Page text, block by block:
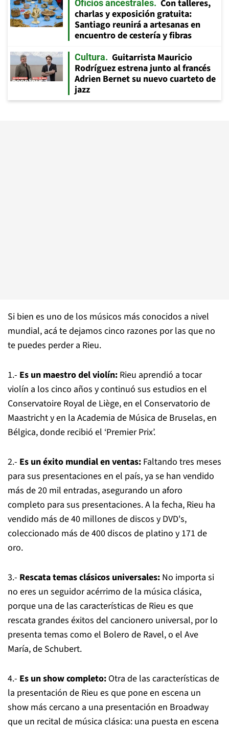
Oficios ancestrales
Con talleres,
charlas y exposición gratuita:
Santiago reunirá a artesanas en
encuentro de cestería y fibras
Cultura
Guitarrista Mauricio
Rodríguez estrena junto al francés
Adrien Bernet su nuevo cuarteto de
jazz
Si bien es uno de los músicos más conocidos a nivel
mundial, acá te dejamos cinco razones por las que no
te puedes perder a Rieu.
1.- Es un maestro del violín: Rieu aprendió a tocar
violín a los cinco años y continuó sus estudios en el
Conservatoire Royal de Liège, en el Conservatorio de
Maastricht y en la Academia de Música de Bruselas, en
Bélgica, donde recibió el ‘Premier Prix’.
2.- Es un éxito mundial en ventas: Faltando tres meses
para sus presentaciones en el país, ya se han vendido
más de 20 mil entradas, asegurando un aforo
completo para sus presentaciones. A la fecha, Rieu ha
vendido más de 40 millones de discos y DVD's,
coleccionado más de 400 discos de platino y 171 de
oro.
3.- Rescata temas clásicos universales: No importa si
no eres un seguidor acérrimo de la música clásica,
porque una de las características de Rieu es que
rescata grandes éxitos del cancionero universal, por lo
presenta temas como el Bolero de Ravel, o el Ave
María, de Schubert.
4.- Es un show completo: Otra de las características de
la presentación de Rieu es que pone en escena un
show más cercano a una presentación en Broadway
que un recital de música clásica: una puesta en escena